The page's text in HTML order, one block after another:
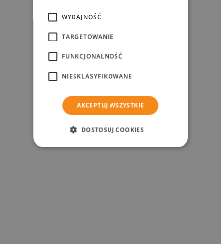
WYDAJNOŚĆ
TARGETOWANIE
FUNKCJONALNOŚĆ
NIESKLASYFIKOWANE
AKCEPTUJ WSZYSTKIE
DOSTOSUJ COOKIES